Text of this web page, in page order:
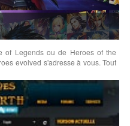
of Legends ou de Heroes of the
evolved s'adresse à vous. Tout